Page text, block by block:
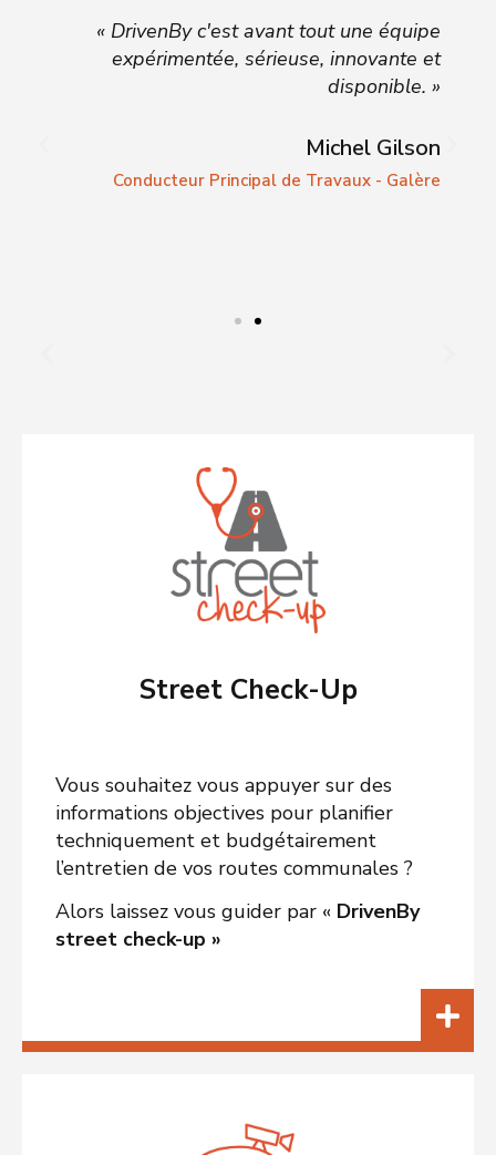
Street Check-Up
Vous souhaitez vous appuyer sur des
informations objectives pour planifier
techniquement et budgétairement
l’entretien de vos routes communales ?
Alors laissez vous guider par « DrivenBy
street check-up »
« DrivenBy c'est avant tout une équipe
expérimentée, sérieuse, innovante et
disponible. »
Michel Gilson
Conducteur Principal de Travaux - Galère